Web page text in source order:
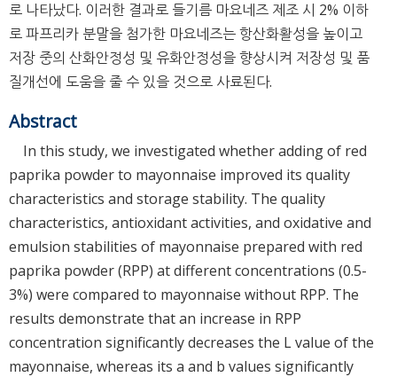
로 나타났다. 이러한 결과로 들기름 마요네즈 제조 시 2% 이하
로 파프리카 분말을 첨가한 마요네즈는 항산화활성을 높이고
저장 중의 산화안정성 및 유화안정성을 향상시켜 저장성 및 품
질개선에 도움을 줄 수 있을 것으로 사료된다.
Abstract
In this study, we investigated whether adding of red
paprika powder to mayonnaise improved its quality
characteristics and storage stability. The quality
characteristics, antioxidant activities, and oxidative and
emulsion stabilities of mayonnaise prepared with red
paprika powder (RPP) at different concentrations (0.5-
3%) were compared to mayonnaise without RPP. The
results demonstrate that an increase in RPP
concentration significantly decreases the L value of the
mayonnaise, whereas its a and b values significantly